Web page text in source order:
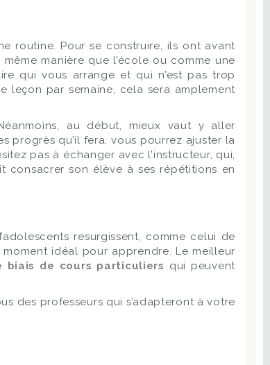
routine. Pour se construire, ils ont avant
manière que l’école ou comme une
qui vous arrange et qui n’est pas trop
leçon par semaine, cela sera amplement
au début, mieux vaut y aller
progrès qu’il fera, vous pourrez ajuster la
pas à échanger avec l’instructeur, qui,
consacrer son élève à ses répétitions en
resurgissent, comme celui de
idéal pour apprendre. Le meilleur
biais de cours particuliers qui peuvent
des professeurs qui s’adapteront à votre